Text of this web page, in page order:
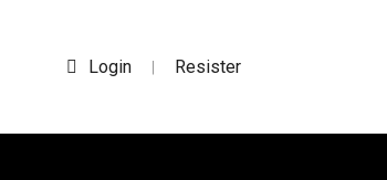
Login | Resister